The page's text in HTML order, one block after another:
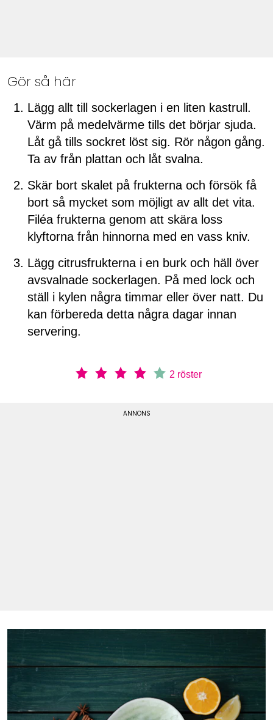
Gör så här
Lägg allt till sockerlagen i en liten kastrull.
Värm på medelvärme tills det börjar sjuda.
Låt gå tills sockret löst sig. Rör någon gång.
Ta av från plattan och låt svalna.
Skär bort skalet på frukterna och försök få
bort så mycket som möjligt av allt det vita.
Filéa frukterna genom att skära loss
klyftorna från hinnorna med en vass kniv.
Lägg citrusfrukterna i en burk och häll över
avsvalnade sockerlagen. På med lock och
ställ i kylen några timmar eller över natt. Du
kan förbereda detta några dagar innan
servering.
2 röster